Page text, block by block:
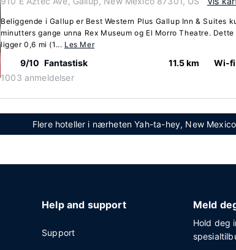
Beliggende i Gallup er Best Western Plus Gallup Inn & Suites
minutters gange unna Rex Museum og El Morro Theatre.
ligger 0,6 mi (1... Les Mer
9/10 Fantastisk
1003 anmeldelser
11.5 km Wi-
Flere hoteller i nærheten Yah-ta-hey, New Mexico
Help and support
Support
Meld
Hold deg